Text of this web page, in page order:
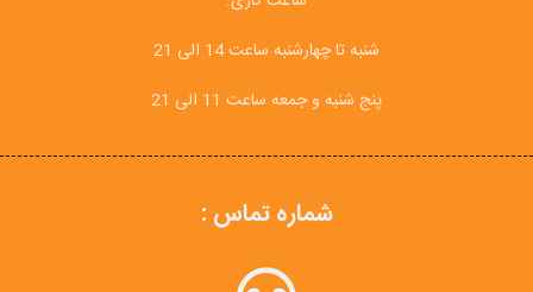
شنبه تا چهارشنبه ساعت 14 الی 21
پنج شنبه و جمعه ساعت 11 الی 21
شماره تماس :